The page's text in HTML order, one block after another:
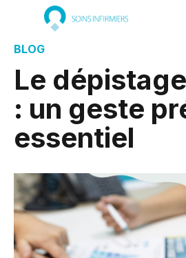
BLOG
Le
: un geste
essentiel